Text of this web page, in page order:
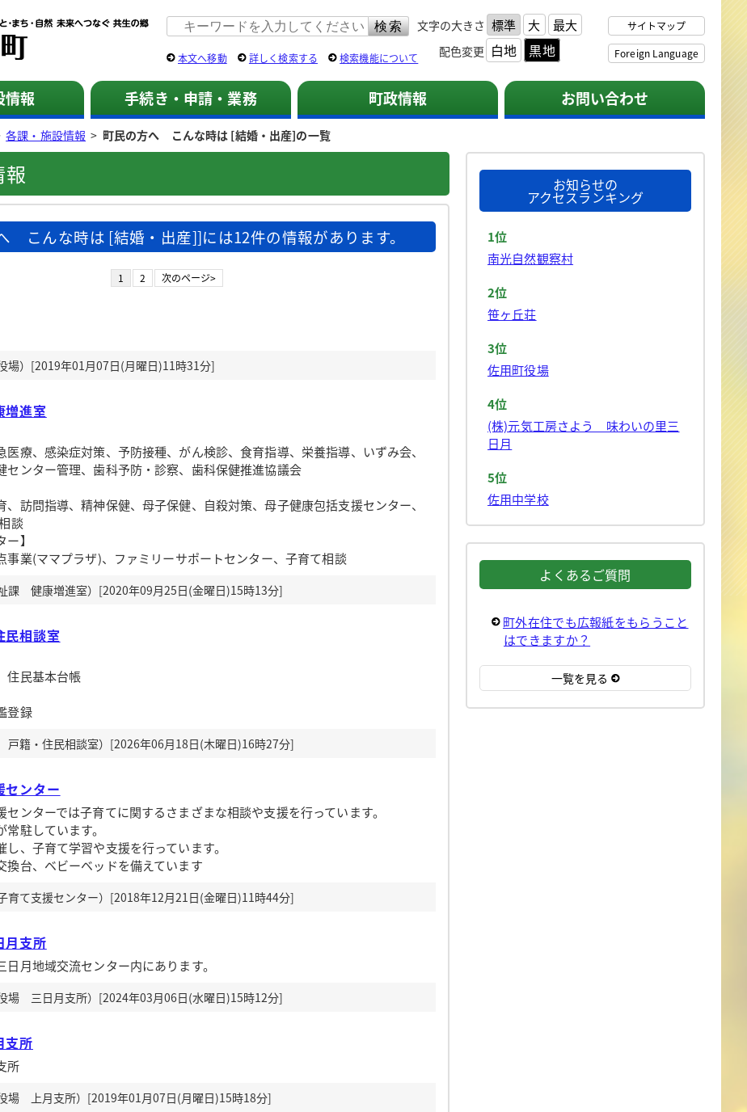
佐用町 公式ホームページ 文字の大きさ 標準 大 最大
配色変更 白地 黒地
サイトマップ
Foreign Language
本文へ移動 詳しく検索する 検索機能について
情報 手続き・申請・業務 町政情報 お問い合わせ
各課・施設情報 > 町民の方へ こんな時は [結婚・出産]の一覧
報
こんな時は [結婚・出産]]には12件の情報があります。
1 2 次のページ>
場）[2019年01月07日(月曜日)11時31分]
進室
医療、感染症対策、予防接種、がん検診、食育指導、栄養指導、いずみ会、
センター管理、歯科予防・診察、歯科保健推進協議会
、訪問指導、精神保健、母子保健、自殺対策、母子健康包括支援センター、
談
】
事業(ママプラザ)、ファミリーサポートセンター、子育て相談
課 健康増進室）[2020年09月25日(金曜日)15時13分]
相談室
住民基本台帳
登録
籍・住民相談室）[2026年06月18日(木曜日)16時27分]
センター
センターでは子育てに関するさまざまな相談や支援を行っています。
常駐しています。
し、子育て学習や支援を行っています。
換台、ベビーベッドを備えています
育て支援センター）[2018年12月21日(金曜日)11時44分]
支所
月地域交流センター内にあります。
場 三日月支所）[2024年03月06日(水曜日)15時12分]
所
所
場 上月支所）[2019年01月07日(月曜日)15時18分]
お知らせの
アクセスランキング
1位
南光自然観察村
2位
笹ヶ丘荘
3位
佐用町役場
4位
(株)元気工房さよう 味わいの里三
日月
5位
佐用中学校
よくあるご質問
町外在住でも広報紙をもらうこと
はできますか？
一覧を見る